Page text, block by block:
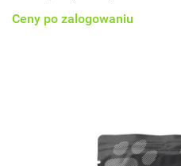
Ceny po zalogowaniu